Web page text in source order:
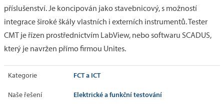
příslušenství. Je koncipován jako stavebnicový, s možností
integrace široké škály vlastních i externích instrumentů. Tester
CMT je řízen prostřednictvím LabView, nebo softwaru SCADUS,
který je navržen přímo firmou Unites.
Kategorie FCT a ICT
Naše řešení Elektrické a funkční testování